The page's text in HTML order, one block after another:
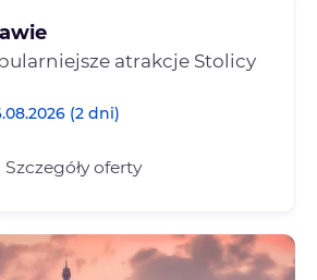
atrakcje Stolicy
(2 dni)
Szczegóły oferty